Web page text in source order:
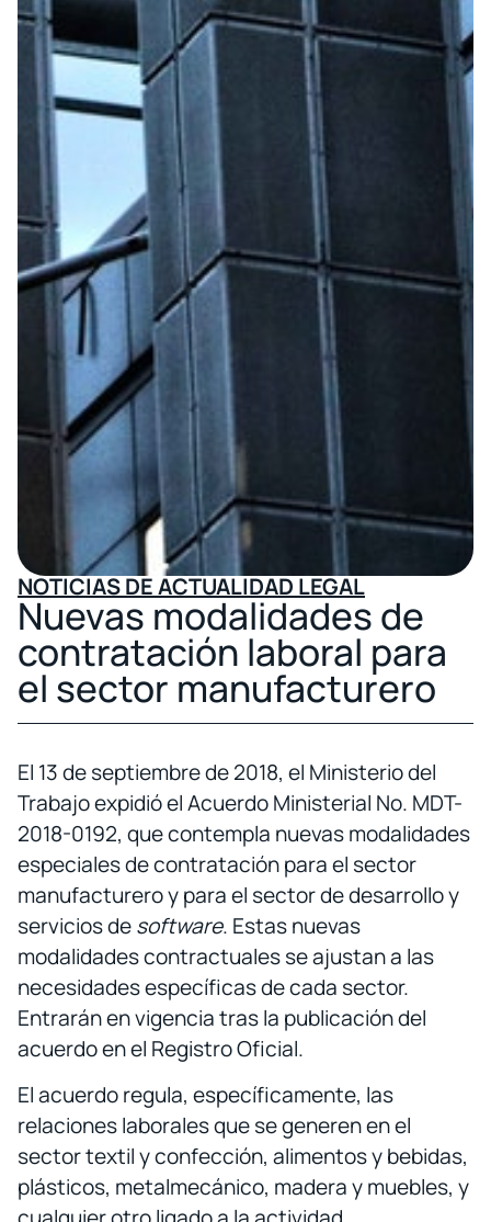
NOTICIAS DE ACTUALIDAD LEGAL
Nuevas modalidades de
contratación laboral para
el sector manufacturero
El 13 de septiembre de 2018, el Ministerio del
Trabajo expidió el Acuerdo Ministerial No. MDT-
2018-0192, que contempla nuevas modalidades
especiales de contratación para el sector
manufacturero y para el sector de desarrollo y
servicios desoftware. Estas nuevas
modalidades contractuales se ajustan a las
necesidades específicas de cada sector.
Entrarán en vigencia tras la publicación del
acuerdo en el Registro Oficial.
El acuerdo regula, específicamente, las
relaciones laborales que se generen en el
sector textil y confección, alimentos y bebidas,
plásticos, metalmecánico, madera y muebles, y